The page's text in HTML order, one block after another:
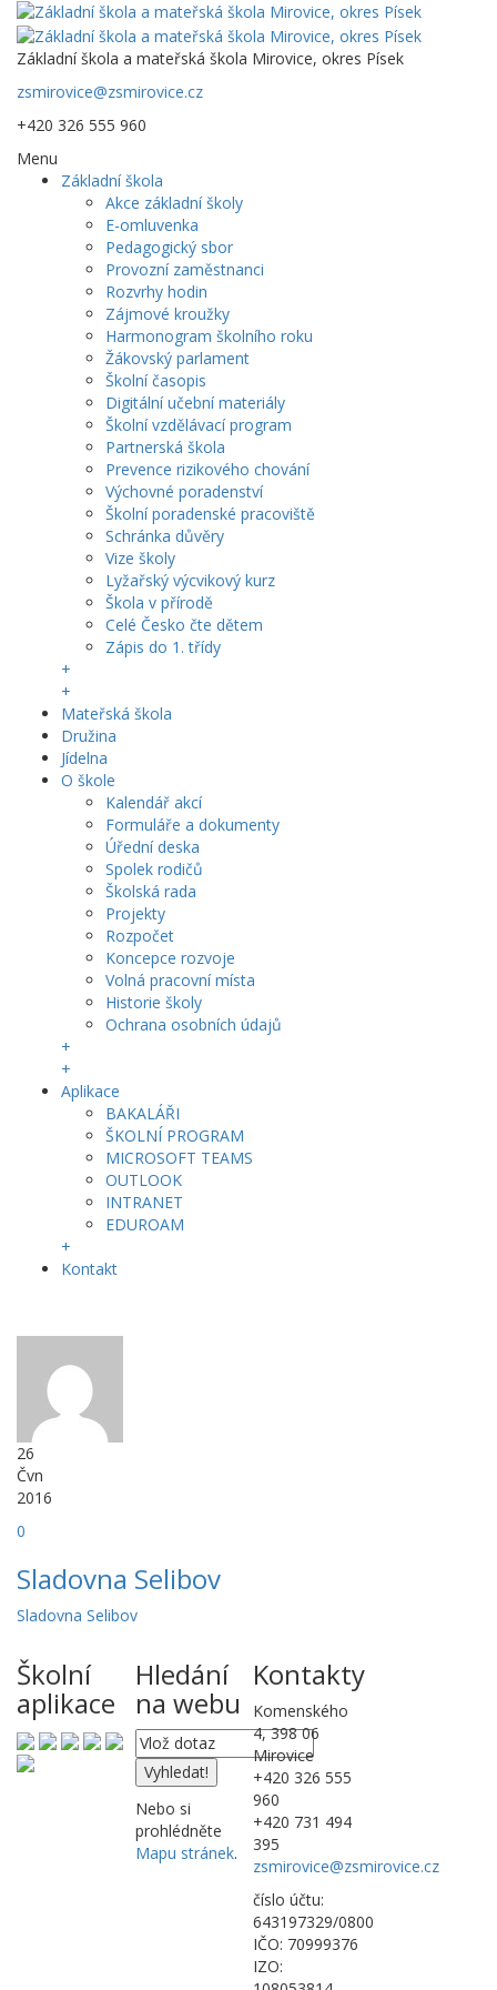
Základní škola a mateřská škola Mirovice, okres Písek
zsmirovice@zsmirovice.cz
+420 326 555 960
Menu
Základní škola
Akce základní školy
E-omluvenka
Pedagogický sbor
Provozní zaměstnanci
Rozvrhy hodin
Zájmové kroužky
Harmonogram školního roku
Žákovský parlament
Školní časopis
Digitální učební materiály
Školní vzdělávací program
Partnerská škola
Prevence rizikového chování
Výchovné poradenství
Školní poradenské pracoviště
Schránka důvěry
Vize školy
Lyžařský výcvikový kurz
Škola v přírodě
Celé Česko čte dětem
Zápis do 1. třídy
+
+
Mateřská škola
Družina
Jídelna
O škole
Kalendář akcí
Formuláře a dokumenty
Úřední deska
Spolek rodičů
Školská rada
Projekty
Rozpočet
Koncepce rozvoje
Volná pracovní místa
Historie školy
Ochrana osobních údajů
+
+
Aplikace
BAKALÁŘI
ŠKOLNÍ PROGRAM
MICROSOFT TEAMS
OUTLOOK
INTRANET
EDUROAM
+
Kontakt
26
Čvn
2016
0
Sladovna Selibov
Sladovna Selibov
Školní
aplikace
Hledání
na webu
Nebo si
prohlédněte
Mapu stránek.
Kontakty
Komenského
4, 398 06
Mirovice
+420 326 555
960
+420 731 494
395
zsmirovice@zsmirovice.cz
číslo účtu:
643197329/0800
IČO: 70999376
IZO: